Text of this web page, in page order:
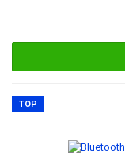
TOP